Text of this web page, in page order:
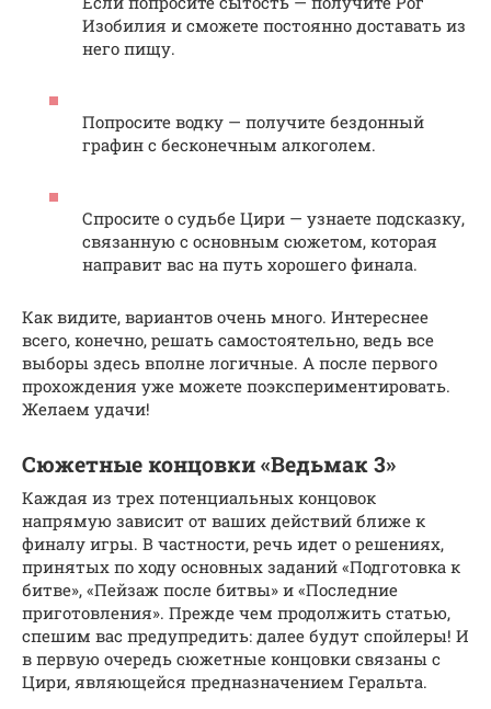
Изобилия и сможете постоянно доставать из
него пищу.
Попросите водку — получите бездонный
графин с бесконечным алкоголем.
Спросите о судьбе Цири — узнаете подсказку,
связанную с основным сюжетом, которая
направит вас на путь хорошего финала.
Как видите, вариантов очень много. Интереснее
всего, конечно, решать самостоятельно, ведь все
выборы здесь вполне логичные. А после первого
прохождения уже можете поэкспериментировать.
Желаем удачи!
Сюжетные концовки «Ведьмак 3»
Каждая из трех потенциальных концовок
напрямую зависит от ваших действий ближе к
финалу игры. В частности, речь идет о решениях,
принятых по ходу основных заданий «Подготовка к
битве», «Пейзаж после битвы» и «Последние
приготовления». Прежде чем продолжить статью,
спешим вас предупредить: далее будут спойлеры! И
в первую очередь сюжетные концовки связаны с
Цири, являющейся предназначением Геральта.